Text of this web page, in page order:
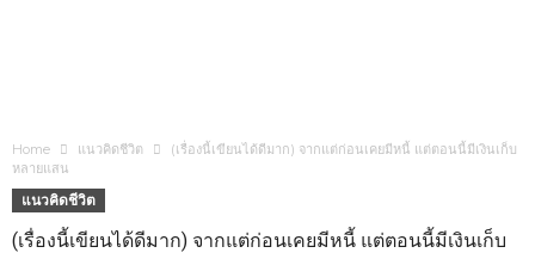
Home แนวคิดชีวิต
(เรื่องนี้เขียนได้ดีมาก) จากแต่ก่อนเคยมีหนี้ แต่ตอนนี้มีเงินเก็บ
หลายแสน
แนวคิดชีวิต
(เรื่องนี้เขียนได้ดีมาก) จากแต่ก่อนเคยมีหนี้ แต่ตอนนี้มีเงินเก็บ